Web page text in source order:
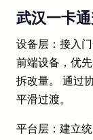
武汉一卡
设备层：接入
前端设备，优
拆改量。 通过
平滑过渡。
平台层：建立